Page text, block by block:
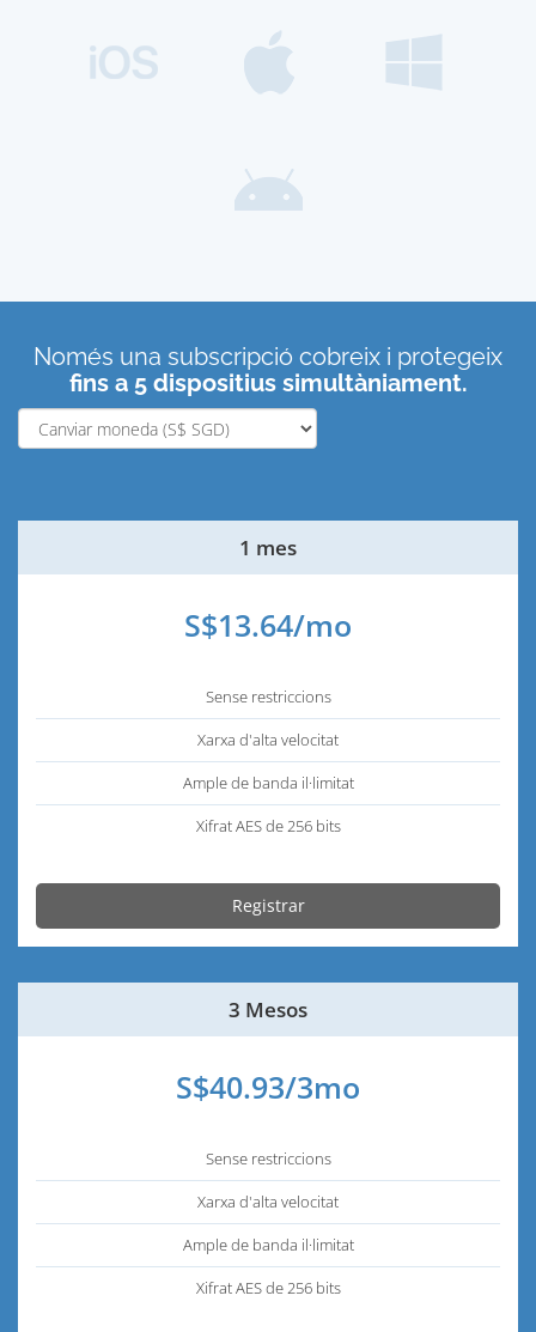
Només una subscripció cobreix i protegeix
fins a 5 dispositius simultàniament.
1 mes
S$13.64/mo
Sense restriccions
Xarxa d'alta velocitat
Ample de banda il·limitat
Xifrat AES de 256 bits
Registrar
3 Mesos
S$40.93/3mo
Sense restriccions
Xarxa d'alta velocitat
Ample de banda il·limitat
Xifrat AES de 256 bits